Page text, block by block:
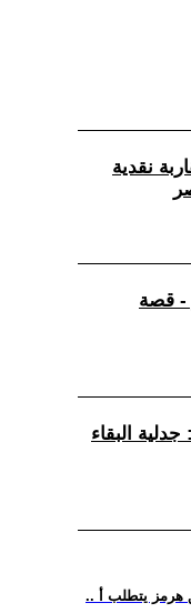
نقدية
- قصة
جدلية البقاء
هرمز يتطلب أ